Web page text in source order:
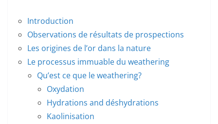
Introduction
Observations de résultats de prospections
Les origines de l’or dans la nature
Le processus immuable du weathering
Qu’est ce que le weathering?
Oxydation
Hydrations and déshydrations
Kaolinisation